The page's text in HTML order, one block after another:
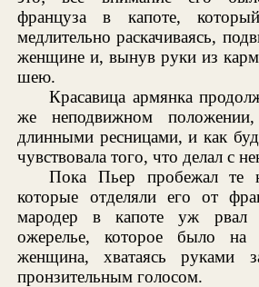
француза в капоте,
медлительно раскачиваясь,
женщине и, вынув руки из
шею.
Красавица армянка
же неподвижном
длинными ресницами, и как
чувствовала того, что делал с
Пока Пьер пробежал те
которые отделяли его от
мародер в капоте уж
ожерелье, которое было
женщина, хватаясь руками
пронзительным голосом.